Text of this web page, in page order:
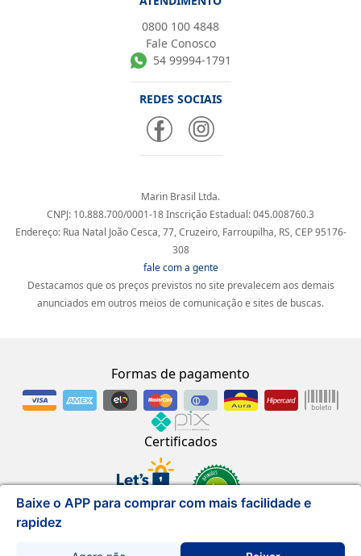
Baixe o APP para comprar com mais facilidade e
rapidez
0800 100 4848
Fale Conosco
54 99994-1791
REDES SOCIAIS
Marin Brasil Ltda.
CNPJ: 10.888.700/0001-18 Inscrição Estadual: 045.008760.3
Endereço: Rua Natal João Cesca, 77, Cruzeiro, Farroupilha, RS, CEP 95176-
308
fale com a gente
Destacamos que os preços previstos no site prevalecem aos demais
anunciados em outros meios de comunicação e sites de buscas.
Formas de pagamento
Certificados